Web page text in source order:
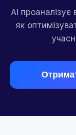
AI проаналізує
як